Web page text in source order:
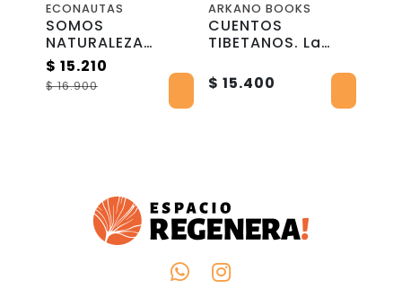
ECONAUTAS
SOMOS
NATURALEZA
editorial
Econautas en
español
$ 15.210
$ 16.900
ARKANO BOOKS
CUENTOS
TIBETANOS. La
Calma
$ 15.400